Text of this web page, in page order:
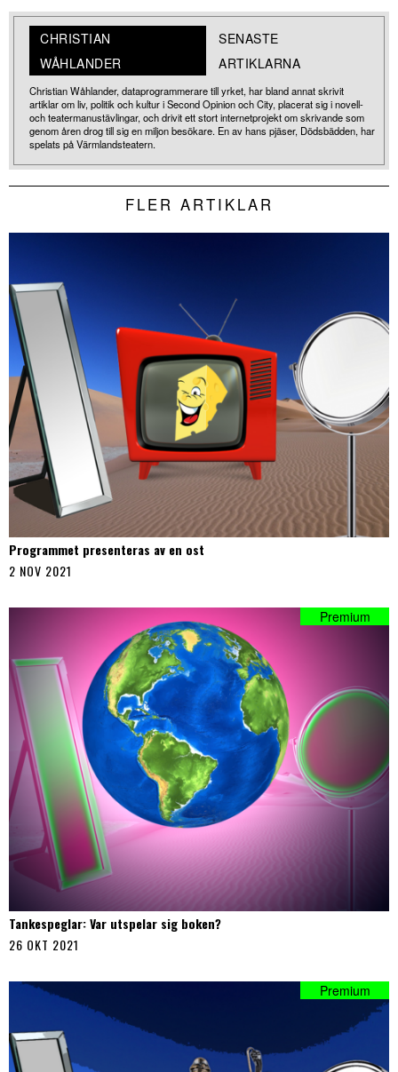
CHRISTIAN
WÅHLANDER
SENASTE
ARTIKLARNA
Christian Wåhlander, dataprogrammerare till yrket, har bland annat skrivit
artiklar om liv, politik och kultur i Second Opinion och City, placerat sig i novell-
och teatermanustävlingar, och drivit ett stort internetprojekt om skrivande som
genom åren drog till sig en miljon besökare. En av hans pjäser, Dödsbädden, har
spelats på Värmlandsteatern.
FLER ARTIKLAR
Programmet presenteras av en ost
2 NOV 2021
Tankespeglar: Var utspelar sig boken?
26 OKT 2021